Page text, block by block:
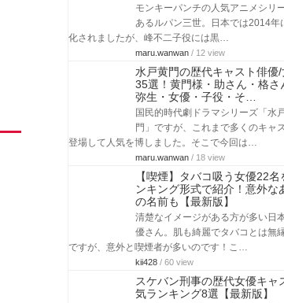
モンキーパンチの人気アニメシリ
あるルパン三世。日本では2014年
化されましたが、峰不二子役には黒…
maru.wanwan / 12 view
水戸黄門の歴代キャスト俳優/
35選！黄門様・助さん・格さ
弥生・女優・子役・そ…
国民的時代劇ドラマシリーズ「水
門」ですが、これまで多くのキャ
登場して人気を博しました。そこで今回は…
maru.wanwan / 18 view
【喫煙】タバコ吸う女優22名
ンキング形式で紹介！意外な
の名前も【最新版】
清楚なイメージがある方が多い日
優さん。肌も綺麗でタバコとは無
ですが、意外と喫煙者が多いのです！こ…
kii428 / 60 view
スケバン刑事の歴代女優キャ
気ランキング8選【最新版】